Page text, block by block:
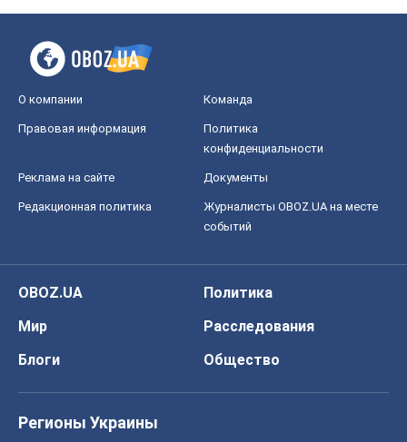
О компании Команда
Правовая информация
Политика
конфиденциальности
Реклама на сайте Документы
Редакционная политика
Журналисты OBOZ.UA на месте
событий
OBOZ.UA
Политика
Мир
Расследования
Блоги
Общество
Регионы Украины